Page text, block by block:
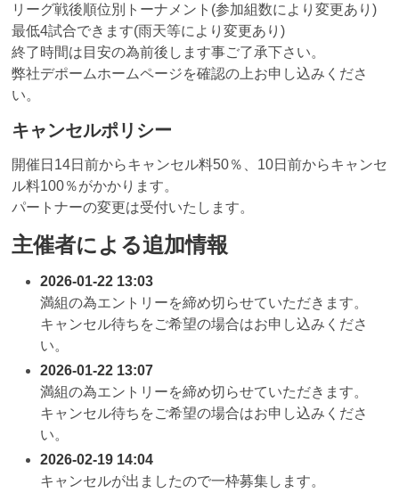
リーグ戦後順位別トーナメント(参加組数により変更あり)
最低4試合できます(雨天等により変更あり)
終了時間は目安の為前後します事ご了承下さい。
弊社デポームホームページを確認の上お申し込みくださ
い。
キャンセルポリシー
開催日14日前からキャンセル料50％、10日前からキャンセ
ル料100％がかかります。
パートナーの変更は受付いたします。
主催者による追加情報
2026-01-22 13:03
満組の為エントリーを締め切らせていただきます。
キャンセル待ちをご希望の場合はお申し込みくださ
い。
2026-01-22 13:07
満組の為エントリーを締め切らせていただきます。
キャンセル待ちをご希望の場合はお申し込みくださ
い。
2026-02-19 14:04
キャンセルが出ましたので一枠募集します。